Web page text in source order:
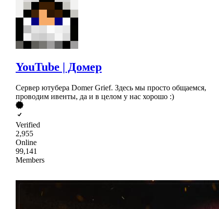
YouTube | Домер
Сервер ютубера Domer Grief. Здесь мы просто общаемся,
проводим ивенты, да и в целом у нас хорошо :)
Verified
2,955
Online
99,141
Members